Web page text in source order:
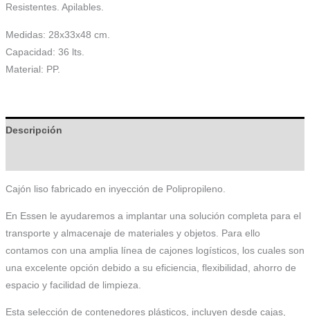
Resistentes. Apilables.
Medidas: 28x33x48 cm.
Capacidad: 36 lts.
Material: PP.
Descripción
Cajón liso fabricado en inyección de Polipropileno.
En Essen le ayudaremos a implantar una solución completa para el
transporte y almacenaje de materiales y objetos. Para ello
contamos con una amplia línea de cajones logísticos, los cuales son
una excelente opción debido a su eficiencia, flexibilidad, ahorro de
espacio y facilidad de limpieza.
Esta selección de contenedores plásticos, incluyen desde cajas,